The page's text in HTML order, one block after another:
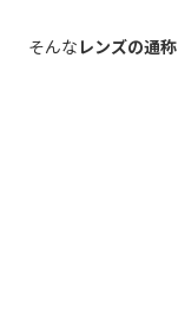
そんな レンズの通称